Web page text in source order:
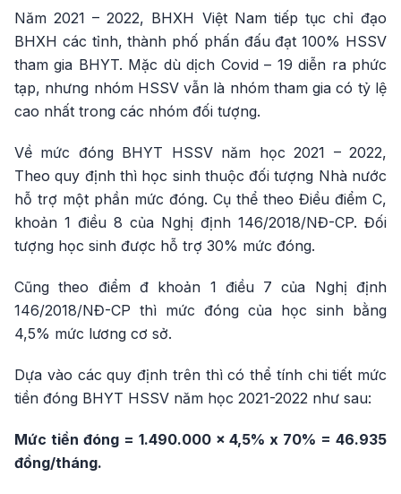
Năm 2021 – 2022, BHXH Việt Nam tiếp tục chỉ đạo
BHXH các tỉnh, thành phố phấn đấu đạt 100% HSSV
tham gia BHYT. Mặc dù dịch Covid – 19 diễn ra phức
tạp, nhưng nhóm HSSV vẫn là nhóm tham gia có tỷ lệ
cao nhất trong các nhóm đối tượng.
Về mức đóng BHYT HSSV năm học 2021 – 2022,
Theo quy định thì học sinh thuộc đối tượng Nhà nước
hỗ trợ một phần mức đóng. Cụ thể theo Điều điểm C,
khoản 1 điều 8 của Nghị định 146/2018/NĐ-CP. Đối
tượng học sinh được hỗ trợ 30% mức đóng.
Cũng theo điểm đ khoản 1 điều 7 của Nghị định
146/2018/NĐ-CP thì mức đóng của học sinh bằng
4,5% mức lương cơ sở.
Dựa vào các quy định trên thì có thể tính chi tiết mức
tiền đóng BHYT HSSV năm học 2021-2022 như sau:
Mức tiền đóng = 1.490.000 x 4,5% x 70% = 46.935
đồng/tháng.